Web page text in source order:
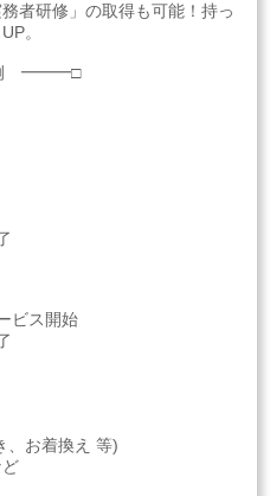
者研修」の取得も可能！持っ
。
例 ━━━□
ビス開始
、お着換え 等)